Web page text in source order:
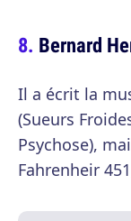
Bernard
Il a écrit la
(Sueurs
Psychose),
Fahrenheir